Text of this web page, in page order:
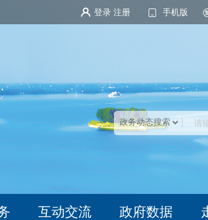
登录 注册 手机版
互动交流 政府数据